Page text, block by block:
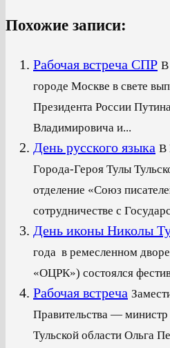
Похожие записи:
Рабочая встреча СПР В
городе Москве в свете
Президента России
Владимировича и...
День русского языка В
Города-Героя Тулы
отделение «Союз
сотрудничестве с
День иконы Николы
года в ремесленном
«ОЦРК») состоялся
Рабочая встреча
Правительства — министр
Тульской области Ольга